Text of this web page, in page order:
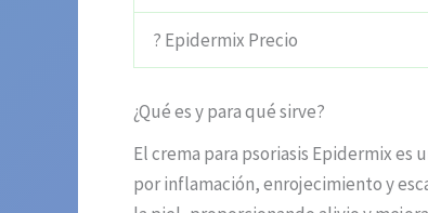
? Epidermix Precio
¿Qué es y para qué sirve?
El crema para psoriasis Epidermix
por inflamación, enrojecimiento y